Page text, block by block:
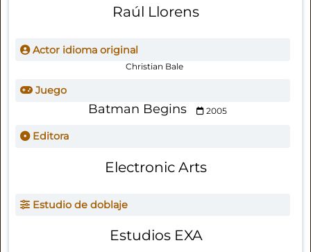
Raúl Llorens
Actor idioma original
Christian Bale
Juego
Batman Begins 2005
Editora
Electronic Arts
Estudio de doblaje
Estudios EXA